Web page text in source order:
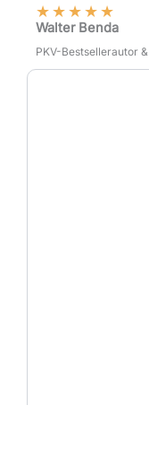
★★★★★
Walter Benda
PKV-Bestsellerautor